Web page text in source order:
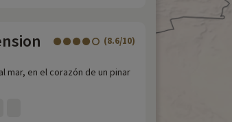
(8.6/10)
mar, en el corazón de un pinar